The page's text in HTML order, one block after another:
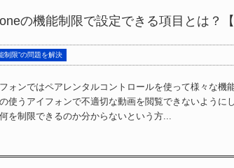
の機能制限で設定できる項目とは？
制限”の問題を解決
ォンではペアレンタルコントロールを使って様々な機
使うアイフォンで不適切な動画を閲覧できないように
を制限できるのか分からないという方...